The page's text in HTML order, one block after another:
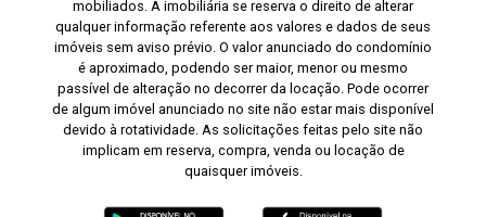
todos os detalhes deste imóvel no Condomínio
Albatroz.
mobiliados. A imobiliária se reserva o direito de alterar
qualquer informação referente aos valores e dados de seus
imóveis sem aviso prévio. O valor anunciado do condomínio
é aproximado, podendo ser maior, menor ou mesmo
passível de alteração no decorrer da locação. Pode ocorrer
de algum imóvel anunciado no site não estar mais disponível
devido à rotatividade. As solicitações feitas pelo site não
implicam em reserva, compra, venda ou locação de
quaisquer imóveis.